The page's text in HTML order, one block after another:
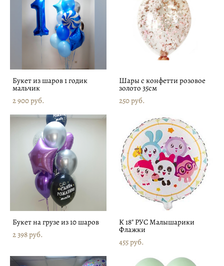
Букет из шаров 1 годик
мальчик
2 900 pуб.
Шары с конфетти розовое
золото 35см
250 pуб.
Букет на грузе из 10 шаров
2 398 pуб.
К 18" РУС Малышарики
Флажки
455 pуб.